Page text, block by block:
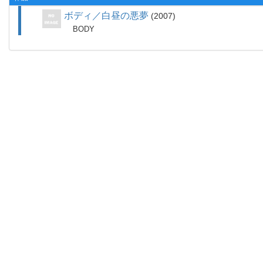
ボディ／白昼の悪夢 2007
BODY